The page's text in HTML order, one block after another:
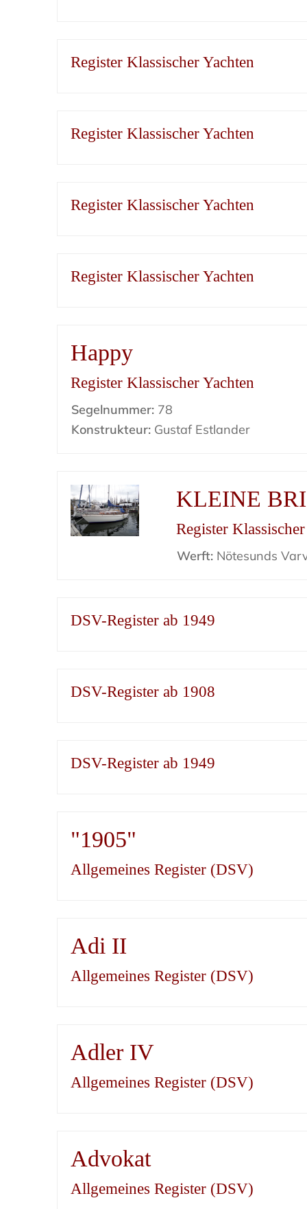
Register Klassischer Yachten
Register Klassischer Yachten
Register Klassischer Yachten
Register Klassischer Yachten
Happy
Register Klassischer Yachten
Segelnummer: 78
Konstrukteur: Gustaf Estlander
KLEINE
Register
Werft: Nötesunds
DSV-Register ab 1949
DSV-Register ab 1908
DSV-Register ab 1949
"1905"
Allgemeines Register (DSV)
Adi II
Allgemeines Register (DSV)
Adler IV
Allgemeines Register (DSV)
Advokat
Allgemeines Register (DSV)